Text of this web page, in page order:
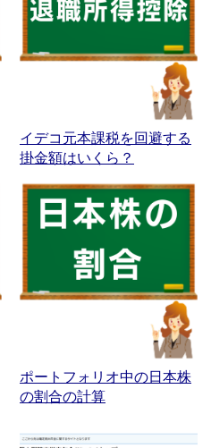
イデコ元本課税を回避する
掛金額はいくら？
ポートフォリオ中の日本株
の割合の計算